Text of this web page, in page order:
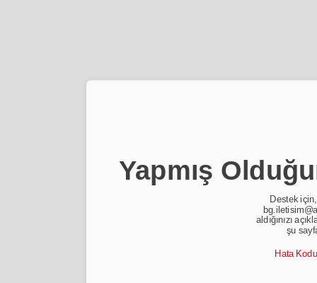
Yapmış
Destek
aldığınızı
şu
Hata